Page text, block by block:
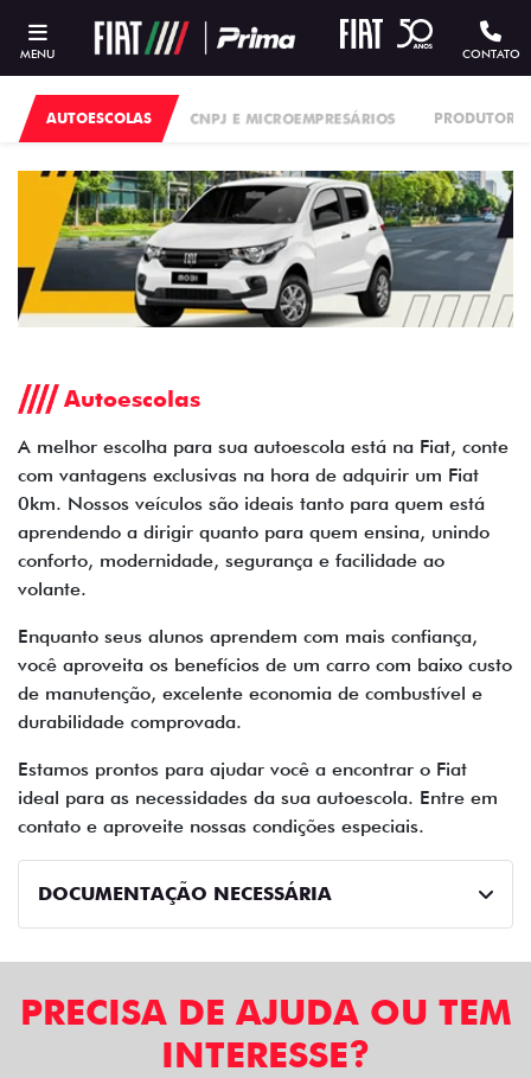
MENU CONTATO
CNPJ E MICROEMPRESÁRIOS
AUTOESCOLAS
Autoescolas
A melhor escolha para sua autoescola está na Fiat, conte
com vantagens exclusivas na hora de adquirir um Fiat
0km. Nossos veículos são ideais tanto para quem está
aprendendo a dirigir quanto para quem ensina, unindo
conforto, modernidade, segurança e facilidade ao
volante.
Enquanto seus alunos aprendem com mais confiança,
você aproveita os benefícios de um carro com baixo custo
de manutenção, excelente economia de combustível e
durabilidade comprovada.
Estamos prontos para ajudar você a encontrar o Fiat
ideal para as necessidades da sua autoescola. Entre em
contato e aproveite nossas condições especiais.
DOCUMENTAÇÃO NECESSÁRIA
PRECISA DE AJUDA OU TEM
INTERESSE?